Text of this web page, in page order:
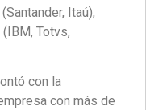
Itaú),
Totvs,
con la
con más de